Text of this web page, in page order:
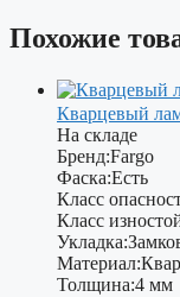
Похожие
Кварцевый
На складе
Бренд:Fargo
Фаска:Есть
Класс
Класс
Укладка:
Материал:
Толщина:4 мм